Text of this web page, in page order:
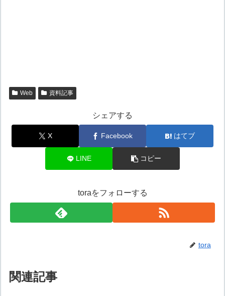
Web 資料記事
シェアする
X Facebook はてブ
LINE コピー
toraをフォローする
tora
関連記事